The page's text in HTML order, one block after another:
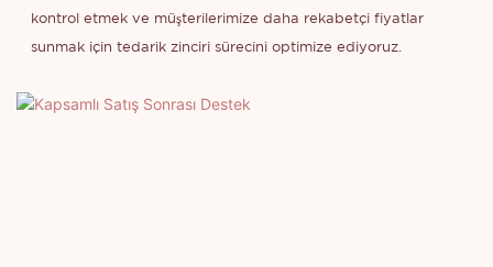
kontrol etmek ve müşterilerimize daha rekabetçi fiyatlar
sunmak için tedarik zinciri sürecini optimize ediyoruz.